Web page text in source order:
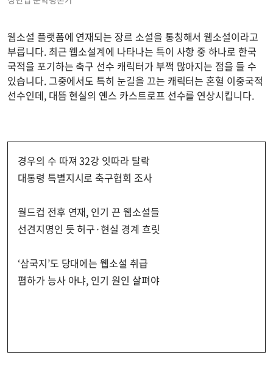
웹소설 플랫폼에 연재되는 장르 소설을 통칭해서 웹소설이라고
부릅니다. 최근 웹소설계에 나타나는 특이 사항 중 하나로 한국
국적을 포기하는 축구 선수 캐릭터가 부쩍 많아지는 점을 들 수
있습니다. 그중에서도 특히 눈길을 끄는 캐릭터는 혼혈 이중국적
선수인데, 대뜸 현실의 옌스 카스트로프 선수를 연상시킵니다.
경우의 수 따져 32강 잇따라 탈락
대통령 특별지시로 축구협회 조사
월드컵 전후 연재, 인기 끈 웹소설들
선견지명인 듯 허구·현실 경계 흐릿
‘삼국지’도 당대에는 웹소설 취급
폄하가 능사 아냐, 인기 원인 살펴야